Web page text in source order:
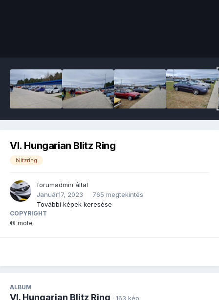
VI. Hungarian Blitz Ring
blitzring
forumadmin által
Január17, 2023
765 megtekintés
További képek keresése
COPYRIGHT
© mote
ALBUM
VI. Hungarian Blitz Ring · 163 kép